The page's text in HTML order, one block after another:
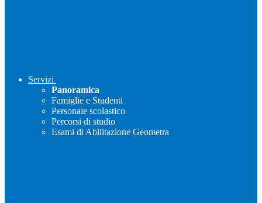
Servizi
Panoramica
Famiglie e Studenti
Personale scolastico
Percorsi di studio
Esami di Abilitazione Geometra